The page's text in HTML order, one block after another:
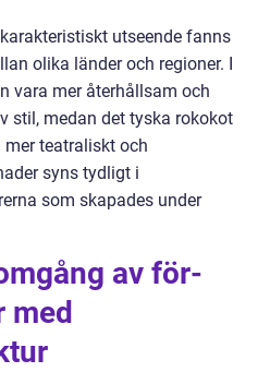
utseende fanns
olika länder och regioner. I
vara mer återhållsam och
stil, medan det tyska rokokot
mer teatraliskt och
syns tydligt i
som skapades under
av för-
med